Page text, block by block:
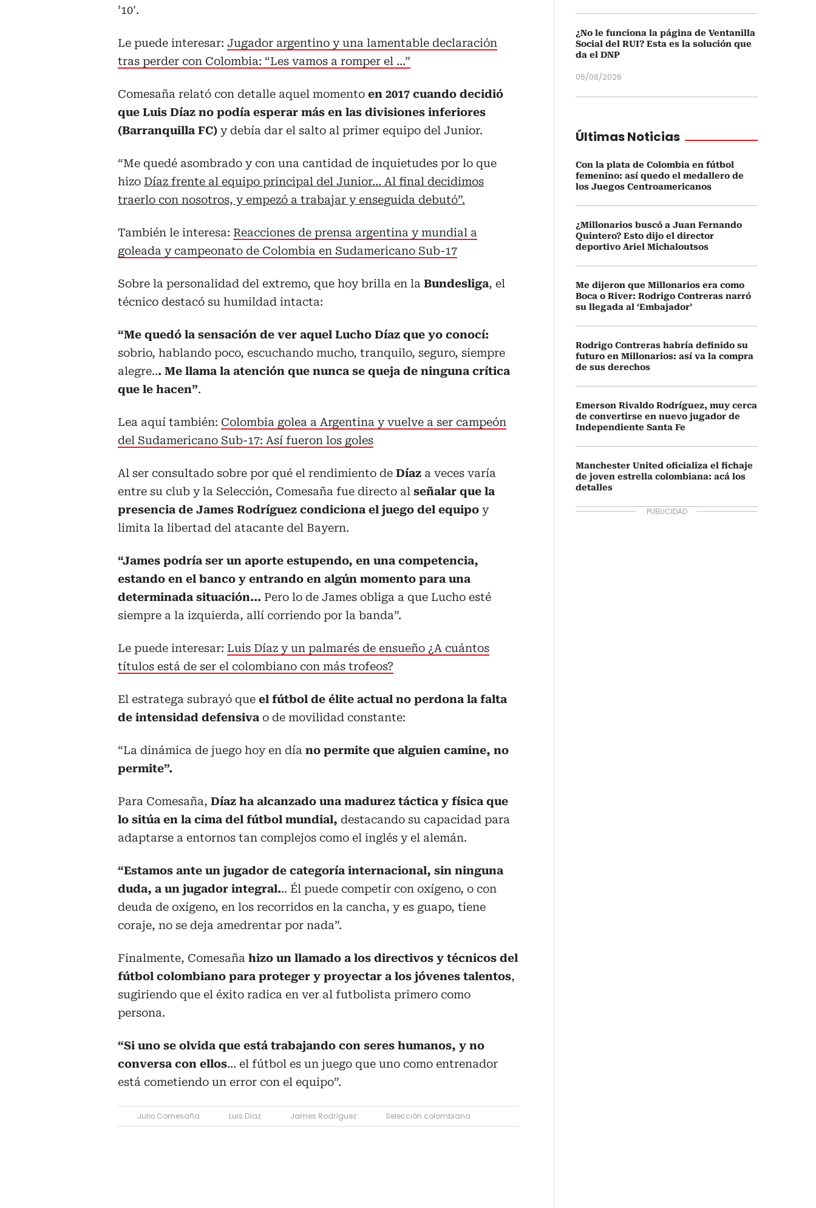
’10′.
Le puede interesar: Jugador argentino y una lamentable declaración
tras perder con Colombia: “Les vamos a romper el ...”
Comesaña relató con detalle aquel momento en 2017 cuando decidió
que Luis Díaz no podía esperar más en las divisiones inferiores
(Barranquilla FC) y debía dar el salto al primer equipo del Junior.
“Me quedé asombrado y con una cantidad de inquietudes por lo que
hizo Díaz frente al equipo principal del Junior... Al final decidimos
traerlo con nosotros, y empezó a trabajar y enseguida debutó”.
También le interesa: Reacciones de prensa argentina y mundial a
goleada y campeonato de Colombia en Sudamericano Sub-17
Sobre la personalidad del extremo, que hoy brilla en la Bundesliga, el
técnico destacó su humildad intacta:
“Me quedó la sensación de ver aquel Lucho Díaz que yo conocí:
sobrio, hablando poco, escuchando mucho, tranquilo, seguro, siempre
alegre... Me llama la atención que nunca se queja de ninguna crítica
que le hacen”.
Lea aquí también: Colombia golea a Argentina y vuelve a ser campeón
del Sudamericano Sub-17: Así fueron los goles
Al ser consultado sobre por qué el rendimiento de Díaz a veces varía
entre su club y la Selección, Comesaña fue directo al señalar que la
presencia de James Rodríguez condiciona el juego del equipo y
limita la libertad del atacante del Bayern.
“James podría ser un aporte estupendo, en una competencia,
estando en el banco y entrando en algún momento para una
determinada situación... Pero lo de James obliga a que Lucho esté
siempre a la izquierda, allí corriendo por la banda”.
Le puede interesar: Luis Díaz y un palmarés de ensueño ¿A cuántos
títulos está de ser el colombiano con más trofeos?
El estratega subrayó que el fútbol de élite actual no perdona la falta
de intensidad defensiva o de movilidad constante:
“La dinámica de juego hoy en día no permite que alguien camine, no
permite”.
Para Comesaña, Díaz ha alcanzado una madurez táctica y física que
lo sitúa en la cima del fútbol mundial, destacando su capacidad para
adaptarse a entornos tan complejos como el inglés y el alemán.
“Estamos ante un jugador de categoría internacional, sin ninguna
duda, a un jugador integral... Él puede competir con oxígeno, o con
deuda de oxígeno, en los recorridos en la cancha, y es guapo, tiene
coraje, no se deja amedrentar por nada”.
Finalmente, Comesaña hizo un llamado a los directivos y técnicos del
fútbol colombiano para proteger y proyectar a los jóvenes talentos,
sugiriendo que el éxito radica en ver al futbolista primero como
persona.
“Si uno se olvida que está trabajando con seres humanos, y no
conversa con ellos... el fútbol es un juego que uno como entrenador
está cometiendo un error con el equipo”.
Julio Comesaña Luis Díaz James Rodríguez Selección colombiana
¿No le funciona la página de Ventanilla
Social del RUI? Esta es la solución que
da el DNP
06/08/2026
Últimas Noticias
Con la plata de Colombia en fútbol
femenino: así quedo el medallero de
los Juegos Centroamericanos
¿Millonarios buscó a Juan Fernando
Quintero? Esto dijo el director
deportivo Ariel Michaloutsos
Me dijeron que Millonarios era como
Boca o River: Rodrigo Contreras narró
su llegada al ‘Embajador’
Rodrigo Contreras habría definido su
futuro en Millonarios: así va la compra
de sus derechos
Emerson Rivaldo Rodríguez, muy cerca
de convertirse en nuevo jugador de
Independiente Santa Fe
Manchester United oficializa el fichaje
de joven estrella colombiana: acá los
detalles